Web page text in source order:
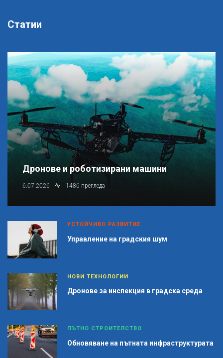
Статии
Дронове и роботизирани машини
6.07.2026 1486 прегледа
УСТОЙЧИВО РАЗВИТИЕ
Управление на градския шум
НОВИ ТЕХНОЛОГИИ
Дронове за инспекция в градска среда
ПЪТНО СТРОИТЕЛСТВО
Обновяване на пътната инфраструктурата